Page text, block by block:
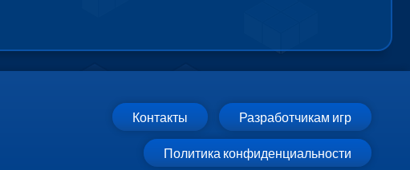
Контакты Разработчикам игр
Политика конфиденциальности